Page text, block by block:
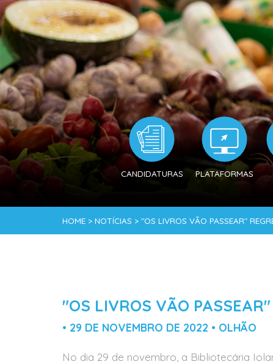
CANDIDATURAS PLATAFORMAS
HOME > NOTÍCIAS > "OS LIVROS VÃO PASSEAR"
"OS LIVROS VÃO
• 29 DE NOVEMBRO DE 2022 • OLHÃO
No dia 29 de novembro, a Bibliotecária